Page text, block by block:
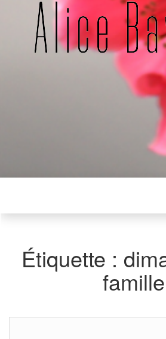
Les petits mots d'Alice
Étiquette :
famille